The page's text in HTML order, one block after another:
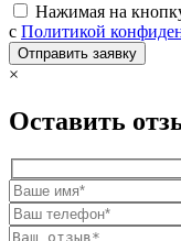
Нажимая на
с Политикой
×
Оставить